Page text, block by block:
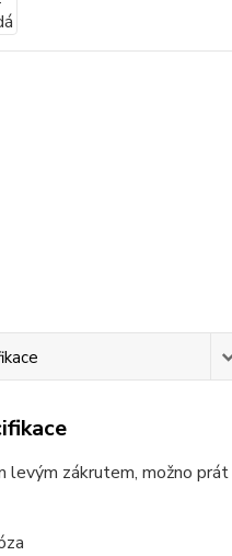
levým zákrutem, možno